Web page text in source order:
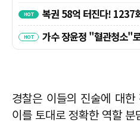
경찰은 이들의 진술에 대한
이를 토대로 정확한 역할 분